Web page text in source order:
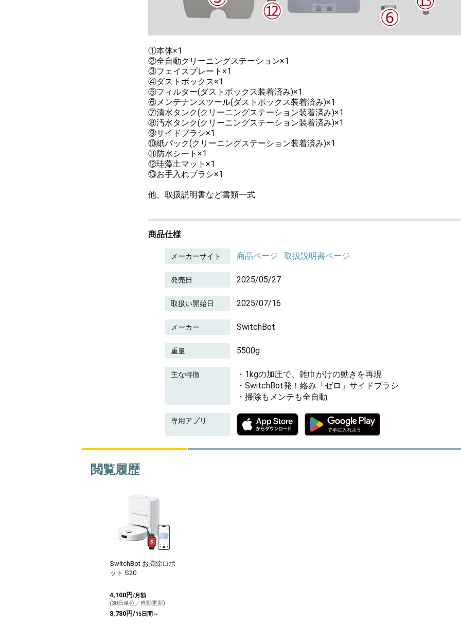
①本体×1
②全自動クリーニングステーション×1
③フェイスプレート×1
④ダストボックス×1
⑤フィルター(ダストボックス装着済み)×1
⑥メンテナンスツール(ダストボックス装着済み)×1
⑦清水タンク(クリーニングステーション装着済み)×1
⑧汚水タンク(クリーニングステーション装着済み)×1
⑨サイドブラシ×1
⑩紙パック(クリーニングステーション装着済み)×1
⑪防水シート×1
⑫珪藻土マット×1
⑬お手入れブラシ×1
他、取扱説明書など書類一式
商品仕様
メーカーサイト 商品ページ 取扱説明書ページ
発売日 2025/05/27
取扱い開始日 2025/07/16
メーカー SwitchBot
重量 5500g
主な特徴
・1kgの加圧で、雑巾がけの動きを再現
・SwitchBot発！絡み「ゼロ」サイドブラシ
・掃除もメンテも全自動
専用アプリ
閲覧履歴
SwitchBot お掃除ロボ
ット S20
4,100円/月額
(30日単位／自動更新)
8,780円/15日間～